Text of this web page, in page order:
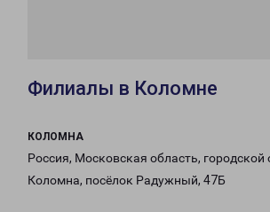
Филиалы в Коломне
КОЛОМНА
Россия, Московская область, городской
Коломна, посёлок Радужный, 47Б